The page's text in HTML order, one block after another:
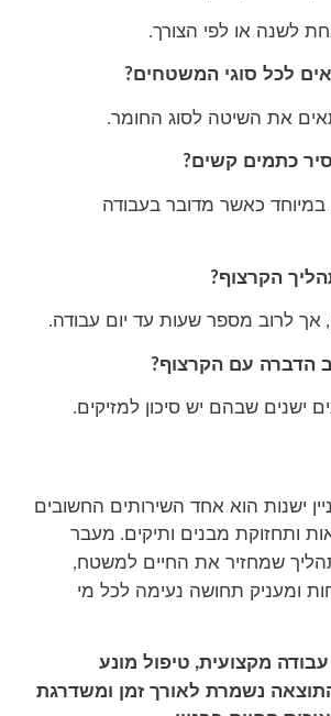
לשנה או לפי הצורך.
לכל סוגי המשטחים?
את השיטה לסוג החומר.
כתמים קשים?
במיוחד כאשר מדובר בעבודה
הקרצוף?
, אך לרוב מספר שעות עד יום עבודה.
הדברה עם הקרצוף?
ישנים שבהם יש סיכון למזיקים.
ישנות הוא אחד השירותים החשובים
ותחזוקת מבנים ותיקים. מעבר
שמחזיר את החיים למשטח,
ומעניק תחושה נעימה לכל מי
מקצועית, טיפול מונע
נשמרת לאורך זמן ומשדרגת